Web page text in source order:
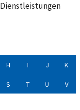
Dienstleistungen
H I J K
S T U V